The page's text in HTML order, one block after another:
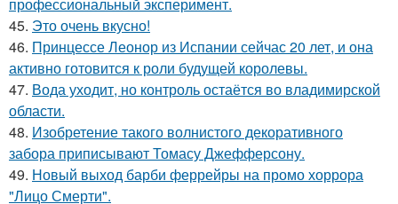
профессиональный эксперимент.
45. Это очень вкусно!
46. Принцессе Леонор из Испании сейчас 20 лет, и она
активно готовится к роли будущей королевы.
47. Вода уходит, но контроль остаётся во владимирской
области.
48. Изобретение такого волнистого декоративного
забора приписывают Томасу Джефферсону.
49. Новый выход барби феррейры на промо хоррора
"Лицо Смерти".